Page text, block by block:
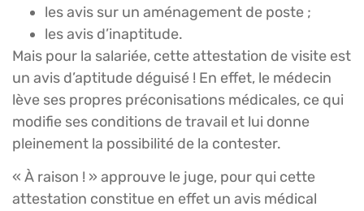
les avis sur un aménagement de poste ;
les avis d’inaptitude.
Mais pour la salariée, cette attestation de visite est
un avis d’aptitude déguisé ! En effet, le médecin
lève ses propres préconisations médicales, ce qui
modifie ses conditions de travail et lui donne
pleinement la possibilité de la contester.
« À raison ! » approuve le juge, pour qui cette
attestation constitue en effet un avis médical